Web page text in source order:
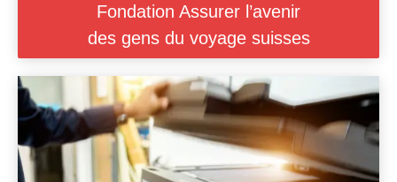
Fondation Assurer l’avenir
des gens du voyage suisses